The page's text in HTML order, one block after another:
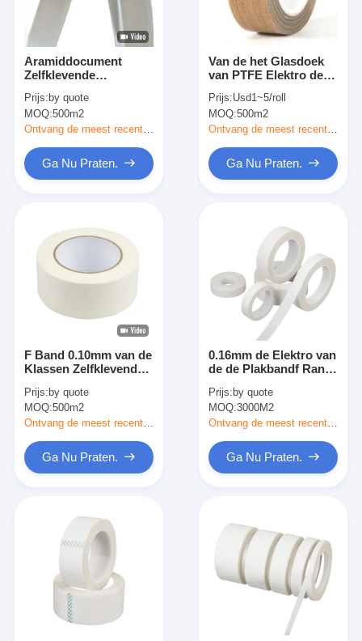
Fabrieksreis
Kwaliteitscontrole
Zelfklevende Isolatieband
De Isolatieband van de glasdoek
Hittebestendige Isolatieband
De Plakband van de glasdoek
De Plakband van de Polyimidefilm
Aluminiumfolie Plakband
De Doekband van het aluminiumfolieglas
Folie Onder ogen gezien Kraftpapier-Document
De Doek van de aluminiumfolieglasvezel
De Band van de doekbuis
Tweezijdige Plakband
HUISDIEREN Plakband
Het Afgietsel van de precisieinvestering
Aramiddocument
Zelfklevende
10mm980mm
Prijs: by quote
MOQ:500m2
Ontvang de meest recente Prijs
Ga Nu Praten.
Van de het Glasdoek
van PTFE Elektro de
Bestand Isoleren het
Op hoge temperatuur
Prijs:Usd1~5/roll
MOQ:500m2
Ontvang de meest recente Prijs
Ga Nu Praten.
F Band 0.10mm van de
Klassen Zelfklevende
Document
Prijs:by quote
MOQ:500m2
Ontvang de meest recente Prijs
Ga Nu Praten.
0.16mm de Elektro van
de de Plakbandf Rang
Plakband
Prijs:by quote
MOQ:3000M2
Ontvang de meest recente Prijs
Ga Nu Praten.